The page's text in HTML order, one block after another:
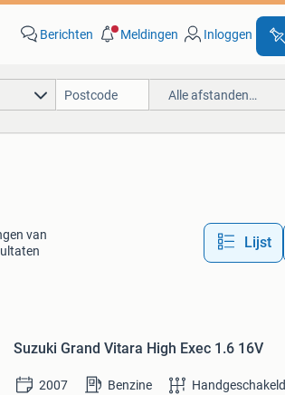
Berichten Meldingen Inloggen
Alle afstanden…
van
Lijst
Suzuki Grand Vitara High Exec 1.6 16V
2007 Benzine Handgeschakeld